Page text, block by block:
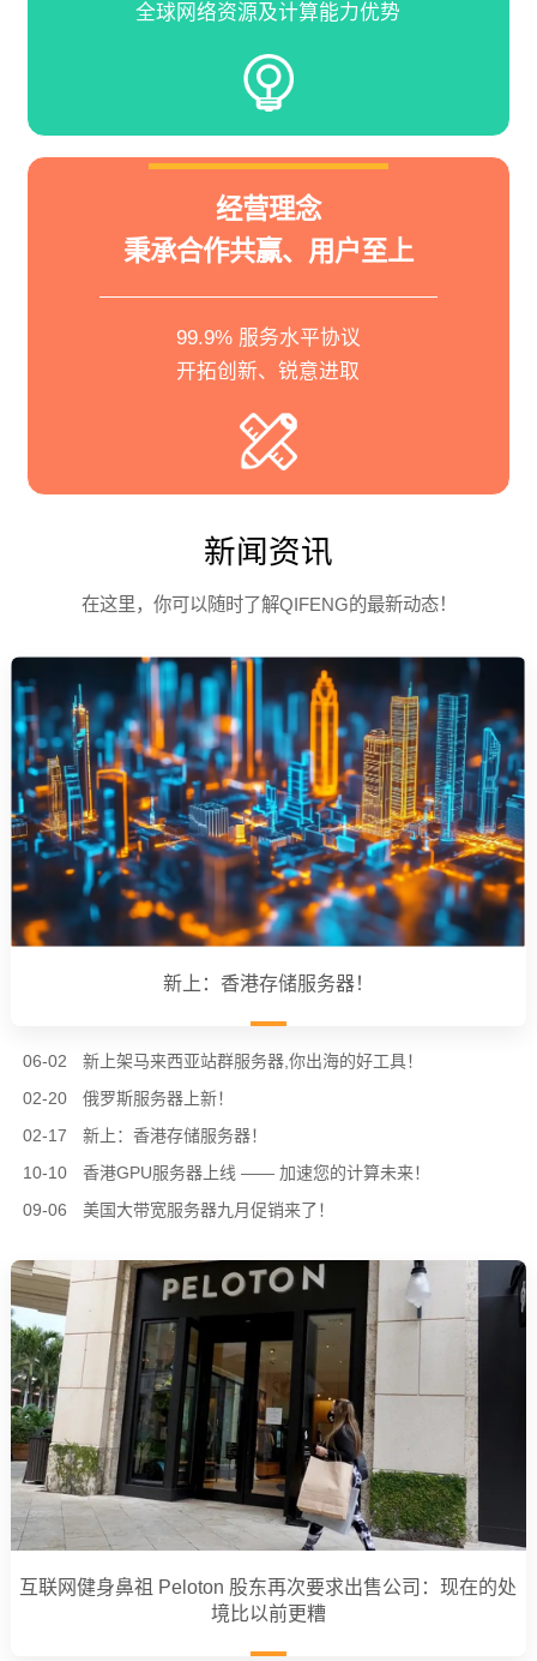
全球网络资源及计算能力优势
经营理念
秉承合作共赢、用户至上
99.9% 服务水平协议
开拓创新、锐意进取
新闻资讯
在这里，你可以随时了解QIFENG的最新动态！
新上：香港存储服务器！
06-02
新上架马来西亚站群服务器,你出海的好工具！
02-20
俄罗斯服务器上新！
02-17
新上：香港存储服务器！
10-10
香港GPU服务器上线 —— 加速您的计算未来！
09-06
美国大带宽服务器九月促销来了！
互联网健身鼻祖 Peloton 股东再次要求出售公司：现在的处
境比以前更糟